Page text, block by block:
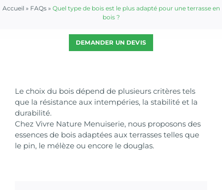
Accueil » FAQs» Quel type de bois est le plus adapté pour une terrasse en
bois ?
DEMANDER UN DEVIS
Le choix du bois dépend de plusieurs critères tels
que la résistance aux intempéries, la stabilité et la
durabilité.
Chez Vivre Nature Menuiserie, nous proposons des
essences de bois adaptées aux terrasses telles que
le pin, le mélèze ou encore le douglas.